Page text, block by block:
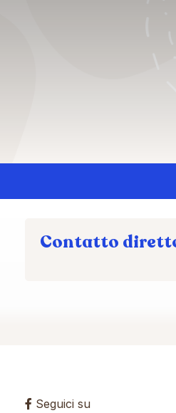
Contatto
Seguici su